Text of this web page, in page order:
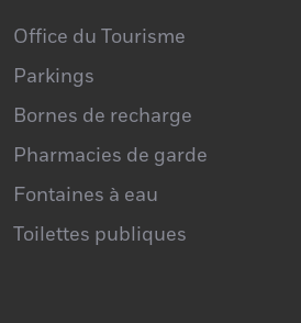
Parkings
Bornes de recharge
Pharmacies de garde
Fontaines à eau
Toilettes publiques